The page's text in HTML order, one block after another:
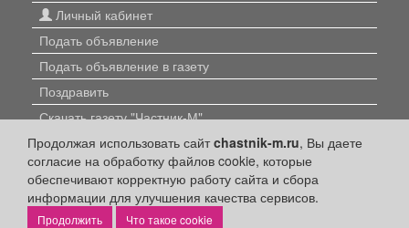
Продолжая использовать сайтchastnik-m.ru, Вы даете
согласие на обработку файлов cookie, которые
обеспечивают корректную работу сайта и сбора
информации для улучшения качества сервисов.
Что такое cookie
Личный кабинет
Подать объявление
Подать объявление в газету
Поздравить
Скачать газету "Частник-М"
Рекламодателям:
Бизнес-кабинет
Заказать рекламу